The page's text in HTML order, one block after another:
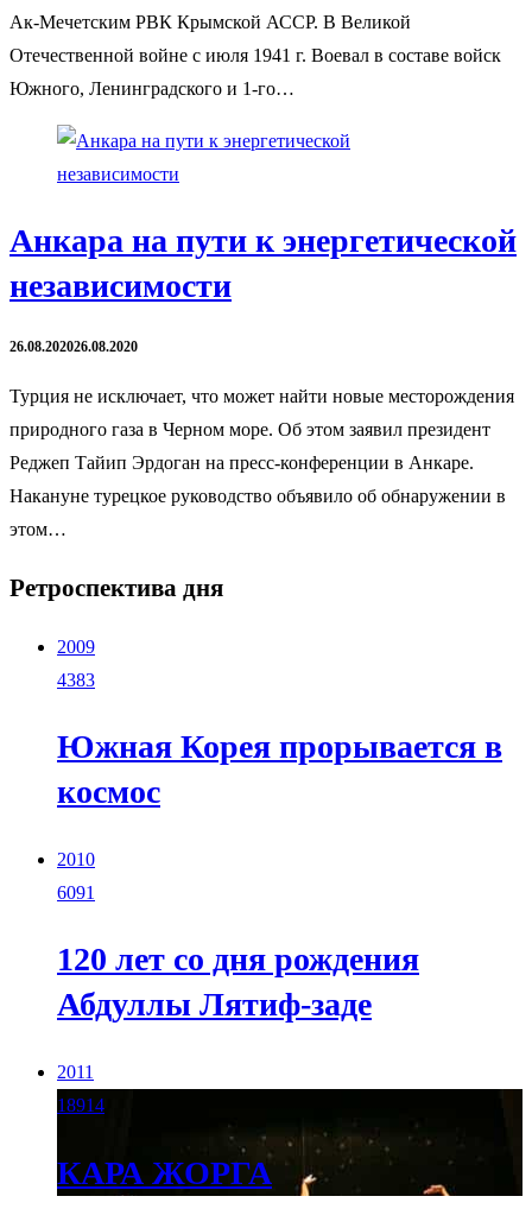
Ак-Мечетским РВК Крымской АССР. В Великой
Отечественной войне с июля 1941 г. Воевал в составе войск
Южного, Ленинградского и 1-го…
Анкара на пути к энергетической
независимости
26.08.202026.08.2020
Турция не исключает, что может найти новые месторождения
природного газа в Черном море. Об этом заявил президент
Реджеп Тайип Эрдоган на пресс-конференции в Анкаре.
Накануне турецкое руководство объявило об обнаружении в
этом…
Ретроспектива дня
2009
4383
Южная Корея прорывается в
космос
2010
6091
120 лет со дня рождения
Абдуллы Лятиф-заде
2011
18914
КАРА ЖОРГА